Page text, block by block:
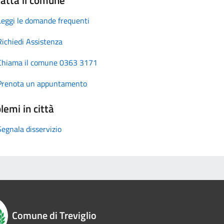
le domande frequenti
Assistenza
il comune 0363 3171
un appuntamento
in città
disservizio
Comune di Treviglio